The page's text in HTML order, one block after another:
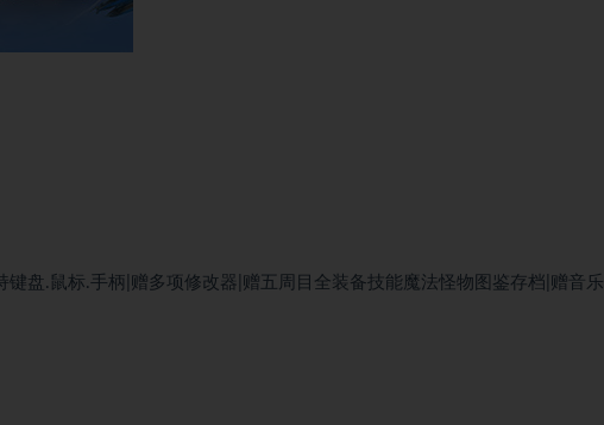
盘.鼠标.手柄|赠多项修改器|赠五周目全装备技能魔法怪物图鉴存档|赠音